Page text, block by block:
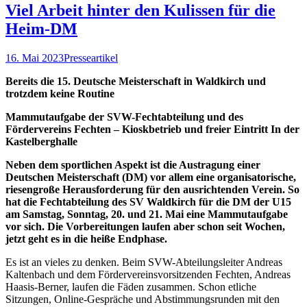
Viel Arbeit hinter den Kulissen für die
Heim-DM
16. Mai 2023Presseartikel
Bereits die 15. Deutsche Meisterschaft in Waldkirch und
trotzdem keine Routine
Mammutaufgabe der SVW-Fechtabteilung und des
Fördervereins Fechten – Kioskbetrieb und freier Eintritt In der
Kastelberghalle
Neben dem sportlichen Aspekt ist die Austragung einer
Deutschen Meisterschaft (DM) vor allem eine organisatorische,
riesengroße Herausforderung für den ausrichtenden Verein. So
hat die Fechtabteilung des SV Waldkirch für die DM der U15
am Samstag, Sonntag, 20. und 21. Mai eine Mammutaufgabe
vor sich. Die Vorbereitungen laufen aber schon seit Wochen,
jetzt geht es in die heiße Endphase.
Es ist an vieles zu denken. Beim SVW-Abteilungsleiter Andreas
Kaltenbach und dem Fördervereinsvorsitzenden Fechten, Andreas
Haasis-Berner, laufen die Fäden zusammen. Schon etliche
Sitzungen, Online-Gespräche und Abstimmungsrunden mit den